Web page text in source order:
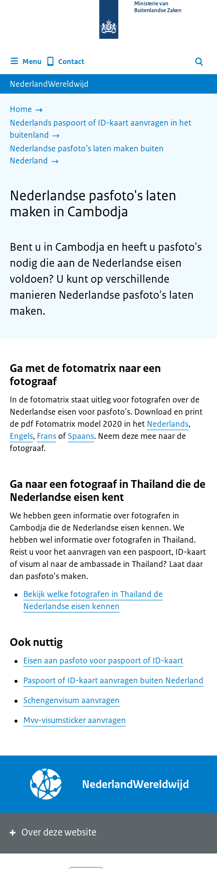
homepage
Ministerie van
Buitenlandse Zaken
Menu Contact Zoeken
NederlandWereldwijd
Home
Nederlands paspoort of ID-kaart aanvragen in het
buitenland
Nederlandse pasfoto’s laten maken buiten
Nederland
Nederlandse pasfoto's laten
maken in Cambodja
Bent u in Cambodja en heeft u pasfoto's
nodig die aan de Nederlandse eisen
voldoen? U kunt op verschillende
manieren Nederlandse pasfoto's laten
maken.
Ga met de fotomatrix naar een
fotograaf
In de fotomatrix staat uitleg voor fotografen over de
Nederlandse eisen voor pasfoto's. Download en print
de pdf Fotomatrix model 2020 in het Nederlands,
Engels, Frans of Spaans. Neem deze mee naar de
fotograaf.
Ga naar een fotograaf in Thailand die de
Nederlandse eisen kent
We hebben geen informatie over fotografen in
Cambodja die de Nederlandse eisen kennen. We
hebben wel informatie over fotografen in Thailand.
Reist u voor het aanvragen van een paspoort, ID-kaart
of visum al naar de ambassade in Thailand? Laat daar
dan pasfoto's maken.
Bekijk welke fotografen in Thailand de
Nederlandse eisen kennen
Ook nuttig
Eisen aan pasfoto voor paspoort of ID-kaart
Paspoort of ID-kaart aanvragen buiten Nederland
Schengenvisum aanvragen
Mvv-visumsticker aanvragen
NederlandWereldwijd
Over deze website